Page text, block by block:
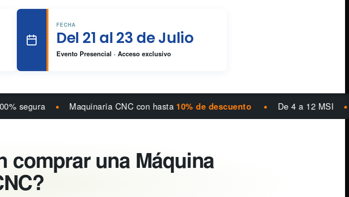
FECHA
Del 21 al 23 de Julio
Evento Presencial · Acceso exclusivo
• Maquinaria CNC con hasta 10% de descuento • De 4 a 12 MSI • Todos
comprar una Máquina